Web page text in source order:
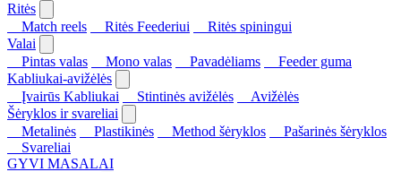
Ritės
Match reels
Ritės Feederiui
Ritės spiningui
Valai
Pintas valas
Mono valas Pavadėliams
Feeder guma
Kabliukai-avižėlės
Įvairūs Kabliukai
Stintinės avižėlės
Avižėlės
Šėryklos ir svareliai
Metalinės
Plastikinės Method šėryklos
Pašarinės šėryklos
Svareliai
GYVI MASALAI